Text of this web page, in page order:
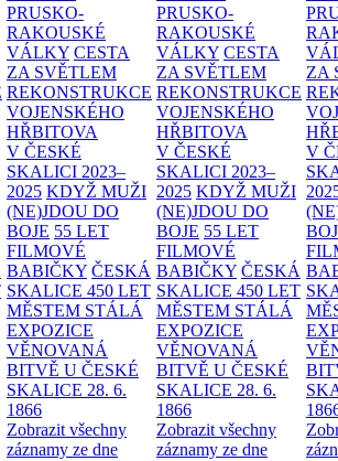
PRUSKO-
RAKOUSKÉ
VÁLKY CESTA
ZA SVĚTLEM
REKONSTRUKCE
VOJENSKÉHO
HŘBITOVA
V ČESKÉ
SKALICI 2023–
2025 KDYŽ MUŽI
(NE)JDOU DO
BOJE 55 LET
FILMOVÉ
BABIČKY ČESKÁ
SKALICE 450 LET
MĚSTEM STÁLÁ
EXPOZICE
VĚNOVANÁ
BITVĚ U ČESKÉ
SKALICE 28. 6.
1866
Zobrazit všechny
záznamy ze dne
PRUSKO-
RAKOUSKÉ
VÁLKY CESTA
ZA SVĚTLEM
REKONSTRUKCE
VOJENSKÉHO
HŘBITOVA
V ČESKÉ
SKALICI 2023–
2025 KDYŽ MUŽI
(NE)JDOU DO
BOJE 55 LET
FILMOVÉ
BABIČKY ČESKÁ
SKALICE 450 LET
MĚSTEM STÁLÁ
EXPOZICE
VĚNOVANÁ
BITVĚ U ČESKÉ
SKALICE 28. 6.
1866
Zobrazit všechny
záznamy ze dne
ZA
V